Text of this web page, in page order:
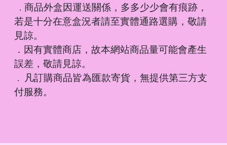
． 商品外盒因運送關係，多多少少會有痕跡，
若是十分在意盒況者請至實體通路選購，敬請
見諒。
．因有實體商店，故本網站商品量可能會產生
誤差，敬請見諒。
． 凡訂購商品皆為匯款寄貨，無提供第三方支
付服務。